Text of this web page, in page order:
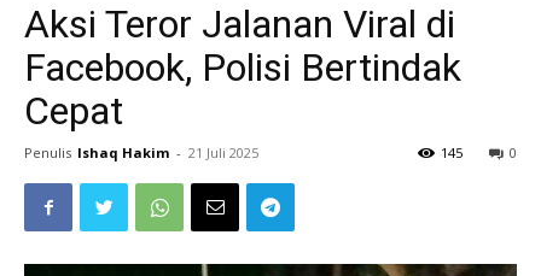
Aksi Teror Jalanan Viral di
Facebook, Polisi Bertindak
Cepat
Penulis Ishaq Hakim - 21 Juli 2025 0
145